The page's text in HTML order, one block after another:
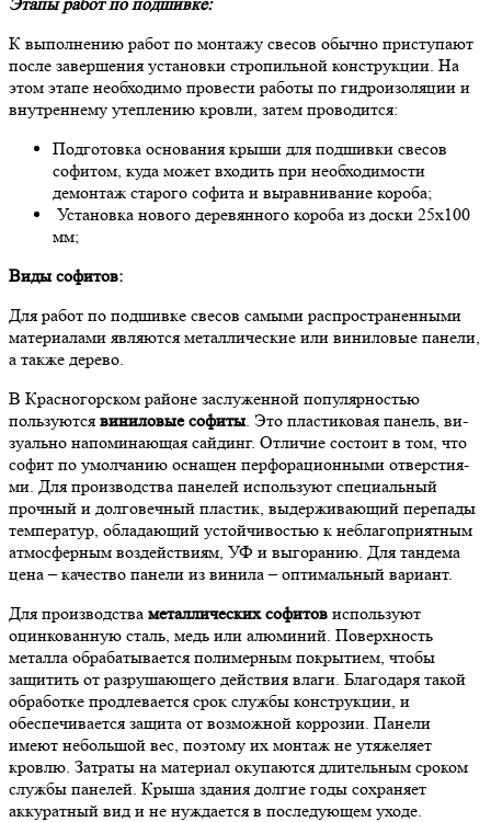
К выполнению работ по монтажу свесов обычно приступают
после завершения установки стропильной конструкции. На
этом этапе необходимо провести работы по гидроизоляции и
внутреннему утеплению кровли, затем проводится:
Подготовка основания крыши для подшивки свесов
софитом, куда может входить при необходимости
демонтаж старого софита и выравнивание короба;
Установка нового деревянного короба из доски 25х100
мм;
Виды софитов:
Для работ по подшивке свесов самыми распространенными
материалами являются металлические или виниловые панели,
а также дерево.
В Красногорском районе заслуженной популярностью
пользуются виниловые софиты. Это плас­ти­ко­вая па­не­ль, ви­
зу­аль­но на­по­ми­на­ю­щая сай­динг. От­ли­чие со­сто­ит в том, что
со­фит по умол­ча­нию осна­щен перфорационными отвер­сти­я­
ми. Для производства панелей используют специальный
прочный и долговечный пластик, выдерживающий перепады
температур, обладающий устойчивостью к неблагоприятным
атмосферным воздействиям, УФ и выгоранию. Для тандема
цена – качество панели из винила – оптимальный вариант.
Для производства металлических софитов используют
оцинкованную сталь, медь или алюминий. Поверхность
металла обрабатывается полимерным покрытием, чтобы
защитить от разрушающего действия влаги. Благодаря такой
обработке продлевается срок службы конструкции, и
обеспечивается защита от возможной коррозии. Панели
имеют небольшой вес, поэтому их монтаж не утяжеляет
кровлю. Затраты на материал окупаются длительным сроком
службы панелей. Крыша здания долгие годы сохраняет
аккуратный вид и не нуждается в последующем уходе.